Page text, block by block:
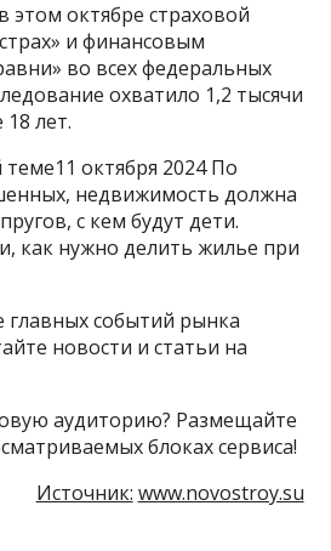
этом октябре страховой
и финансовым
во всех федеральных
охватило 1,2 тысячи
лет.
октября 2024 По
недвижимость должна
с кем будут дети.
как нужно делить жилье при
главных событий рынка
новости и статьи на
аудиторию? Размещайте
блоках сервиса!
Источник: www.novostroy.su